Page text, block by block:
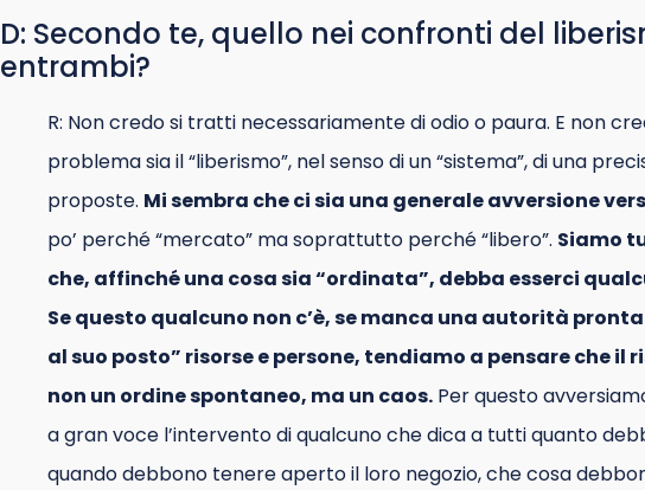
D: Secondo te, quello nei confronti del
entrambi?
R: Non credo si tratti necessariamente di odio o paura. E non
problema sia il “liberismo”, nel senso di un “sistema”, di una
proposte. Mi sembra che ci sia una generale avversione
po’ perché “mercato” ma soprattutto perché “libero”. Siamo
che, affinché una cosa sia “ordinata”, debba esserci
Se questo qualcuno non c’è, se manca una autorità
al suo posto” risorse e persone, tendiamo a pensare che il
non un ordine spontaneo, ma un caos. Per questo
a gran voce l’intervento di qualcuno che dica a tutti quanto
quando debbono tenere aperto il loro negozio, che cosa